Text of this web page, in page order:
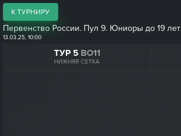
К ТУРНИРУ
Первенство России. Пул 9. Юниоры до 19 лет
13.03.25, 10:00
ТУР 5 BO11
НИЖНЯЯ СЕТКА